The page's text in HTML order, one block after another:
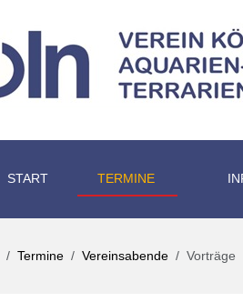
START TERMINE
Termine Vereinsabende Vorträge